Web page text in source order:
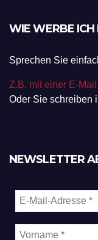
WIE WERBE ICH
Sprechen Sie
Z.B. mit einer E-
Oder Sie schreiben
NEWSLETTER